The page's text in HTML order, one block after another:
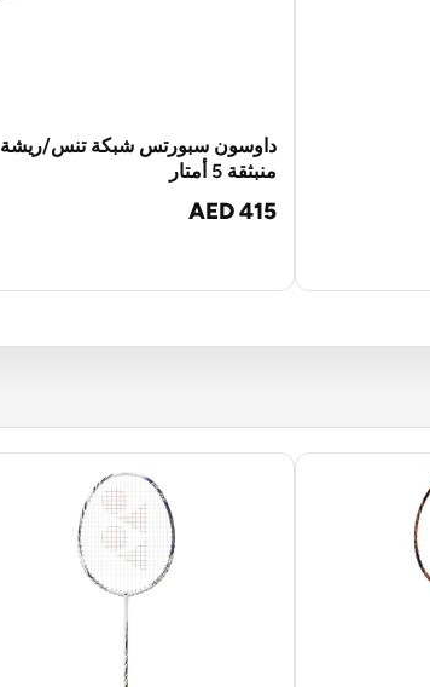
داوسون سبورتس شبكة تنس/ريشة
منبثقة 5 أمتار
AED 415